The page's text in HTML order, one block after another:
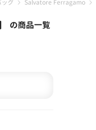
グ Salvatore Ferragamo
の商品一覧